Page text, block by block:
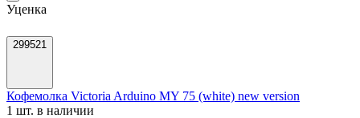
Уценка
299521
Кофемолка Victoria Arduino MY 75 (white) new version
1 шт. в наличии